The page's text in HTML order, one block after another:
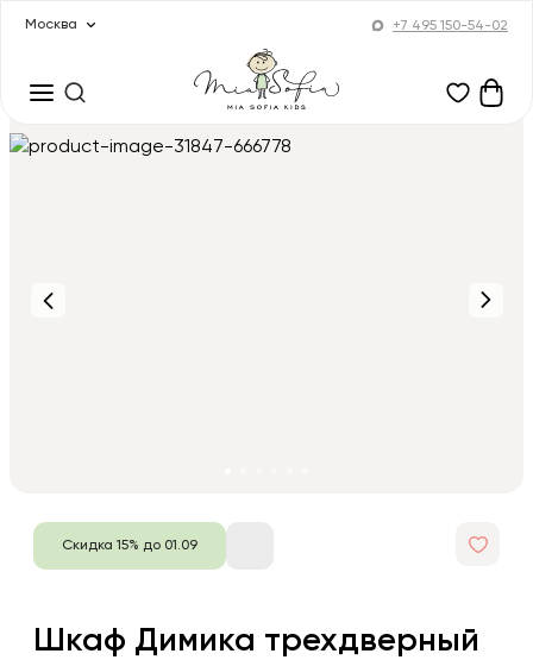
Москва +7 495 150-54-02
Скидка 15% до 01.09
Шкаф Димика трехдверный